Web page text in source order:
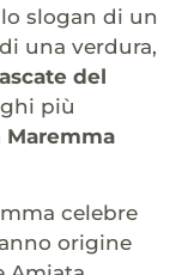
slogan di un
una verdura,
del
più
Maremma
celebre
origine